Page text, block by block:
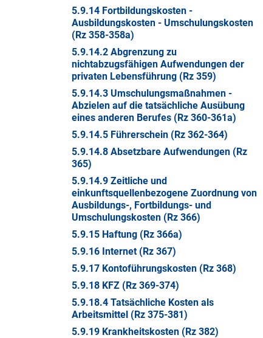
5.9.14 Fortbildungskosten -
Ausbildungskosten - Umschulungskosten
(Rz 358-358a)
5.9.14.2 Abgrenzung zu
nichtabzugsfähigen Aufwendungen der
privaten Lebensführung (Rz 359)
5.9.14.3 Umschulungsmaßnahmen -
Abzielen auf die tatsächliche Ausübung
eines anderen Berufes (Rz 360-361a)
5.9.14.5 Führerschein (Rz 362-364)
5.9.14.8 Absetzbare Aufwendungen (Rz
365)
5.9.14.9 Zeitliche und
einkunftsquellenbezogene Zuordnung von
Ausbildungs-, Fortbildungs- und
Umschulungskosten (Rz 366)
5.9.15 Haftung (Rz 366a)
5.9.16 Internet (Rz 367)
5.9.17 Kontoführungskosten (Rz 368)
5.9.18 KFZ (Rz 369-374)
5.9.18.4 Tatsächliche Kosten als
Arbeitsmittel (Rz 375-381)
5.9.19 Krankheitskosten (Rz 382)